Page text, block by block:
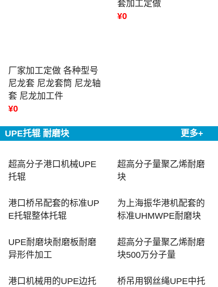
厂家加工定做 各种型号
尼龙套 尼龙套筒 尼龙轴
套 尼龙加工件
¥0
UPE托辊 耐磨块 更多+
超高分子港口机械UPE
托辊
超高分子量聚乙烯耐磨
块
港口桥吊配套的标准UP
E托辊整体托辊
为上海振华港机配套的
标准UHMWPE耐磨块
UPE耐磨块耐磨板耐磨
异形件加工
超高分子量聚乙烯耐磨
块500万分子量
港口机械用的UPE边托
桥吊用钢丝绳UPE中托